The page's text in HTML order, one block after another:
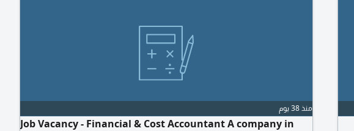
منذ 38 يوم
Job Vacancy - Financial & Cost Accountant A company in